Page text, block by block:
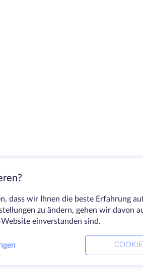
dass wir Ihnen die beste Erfahrung
zu ändern, gehen wir davon
einverstanden sind.